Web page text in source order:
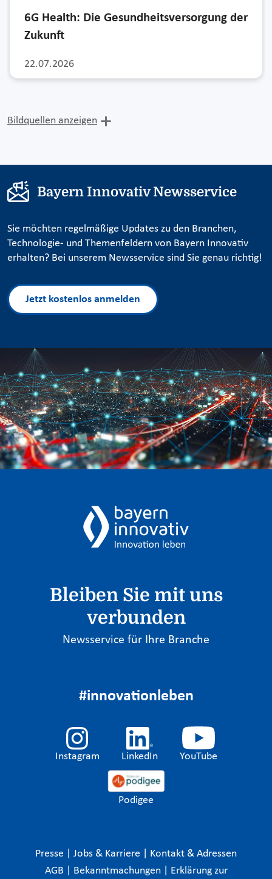
22.07.2026
6G Health: Die Gesundheitsversorgung der
Zukunft
Bildquellen anzeigen
Bayern Innovativ Newsservice
Sie möchten regelmäßige Updates zu den Branchen,
Technologie- und Themenfeldern von Bayern Innovativ
erhalten? Bei unserem Newsservice sind Sie genau richtig!
Jetzt kostenlos anmelden
Bleiben Sie mit uns
verbunden
Newsservice für Ihre Branche
#innovationleben
Instagram LinkedIn YouTube
Podigee
Presse Jobs & Karriere
Kontakt & Adressen
AGB
Bekanntmachungen Erklärung zur